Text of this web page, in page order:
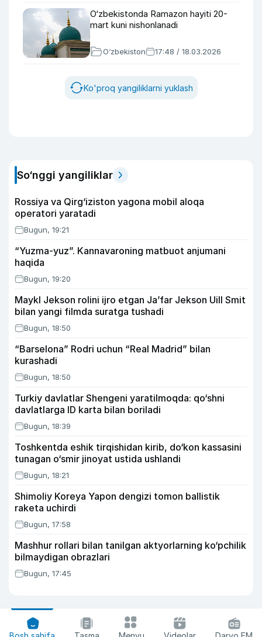
O‘zbekistonda Ramazon hayiti 20-
mart kuni nishonlanadi
O‘zbekiston 17:48 / 18.03.2026
Ko'proq yangiliklarni yuklash
So‘nggi yangiliklar
Rossiya va Qirg‘iziston yagona mobil aloqa
operatori yaratadi
Bugun, 19:21
“Yuzma-yuz”. Kannavaroning matbuot anjumani
haqida
Bugun, 19:20
Maykl Jekson rolini ijro etgan Ja’far Jekson Uill Smit
bilan yangi filmda suratga tushadi
Bugun, 18:50
“Barselona” Rodri uchun “Real Madrid” bilan
kurashadi
Bugun, 18:50
Turkiy davlatlar Shengeni yaratilmoqda: qo‘shni
davlatlarga ID karta bilan boriladi
Bugun, 18:39
Toshkentda eshik tirqishidan kirib, do‘kon kassasini
tunagan o‘smir jinoyat ustida ushlandi
Bugun, 18:21
Shimoliy Koreya Yapon dengizi tomon ballistik
raketa uchirdi
Bugun, 17:58
Mashhur rollari bilan tanilgan aktyorlarning ko‘pchilik
bilmaydigan obrazlari
Bugun, 17:45